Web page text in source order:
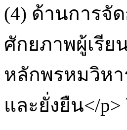
(4) ด้านการจั
ศักยภาพผู้เรีย
หลักพรหมวิหา
และยั่งยืน</p>